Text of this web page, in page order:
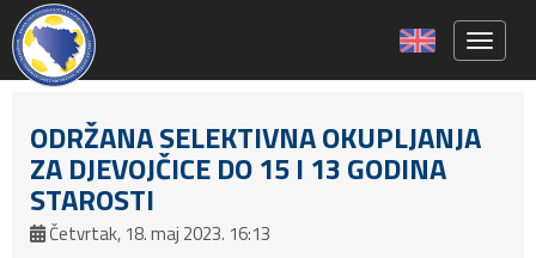
ODRŽANA SELEKTIVNA OKUPLJANJA
ZA DJEVOJČICE DO 15 I 13 GODINA
STAROSTI
Četvrtak, 18. maj 2023. 16:13